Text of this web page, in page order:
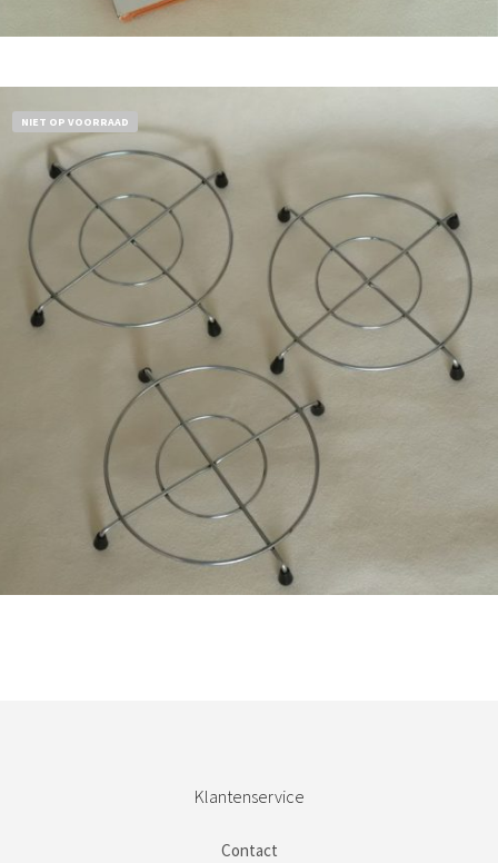
NIET OP VOORRAAD
€11,50
Klantenservice
Contact